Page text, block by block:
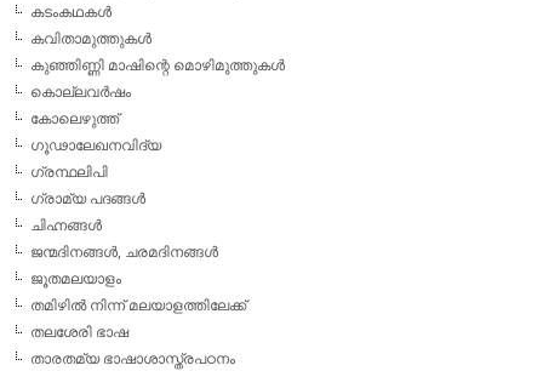
കടംകഥകള്‍
കവിതാമുത്തുകള്‍
കുഞ്ഞിണ്ണി മാഷിന്റെ മൊഴിമുത്തുകള്‍
കൊല്ലവര്‍ഷം
കോലെഴുത്ത്
ഗൂഢാലേഖനവിദ്യ
ഗ്രന്ഥലിപി
ഗ്രാമ്യ പദങ്ങള്‍
ചിഹ്നങ്ങള്‍
ജന്മദിനങ്ങള്‍, ചരമദിനങ്ങള്‍
ജൂതമലയാളം
തമിഴില്‍ നിന്ന് മലയാളത്തിലേക്ക്
തലശേരി ഭാഷ
താരതമ്യ ഭാഷാശാസ്ത്രപഠനം